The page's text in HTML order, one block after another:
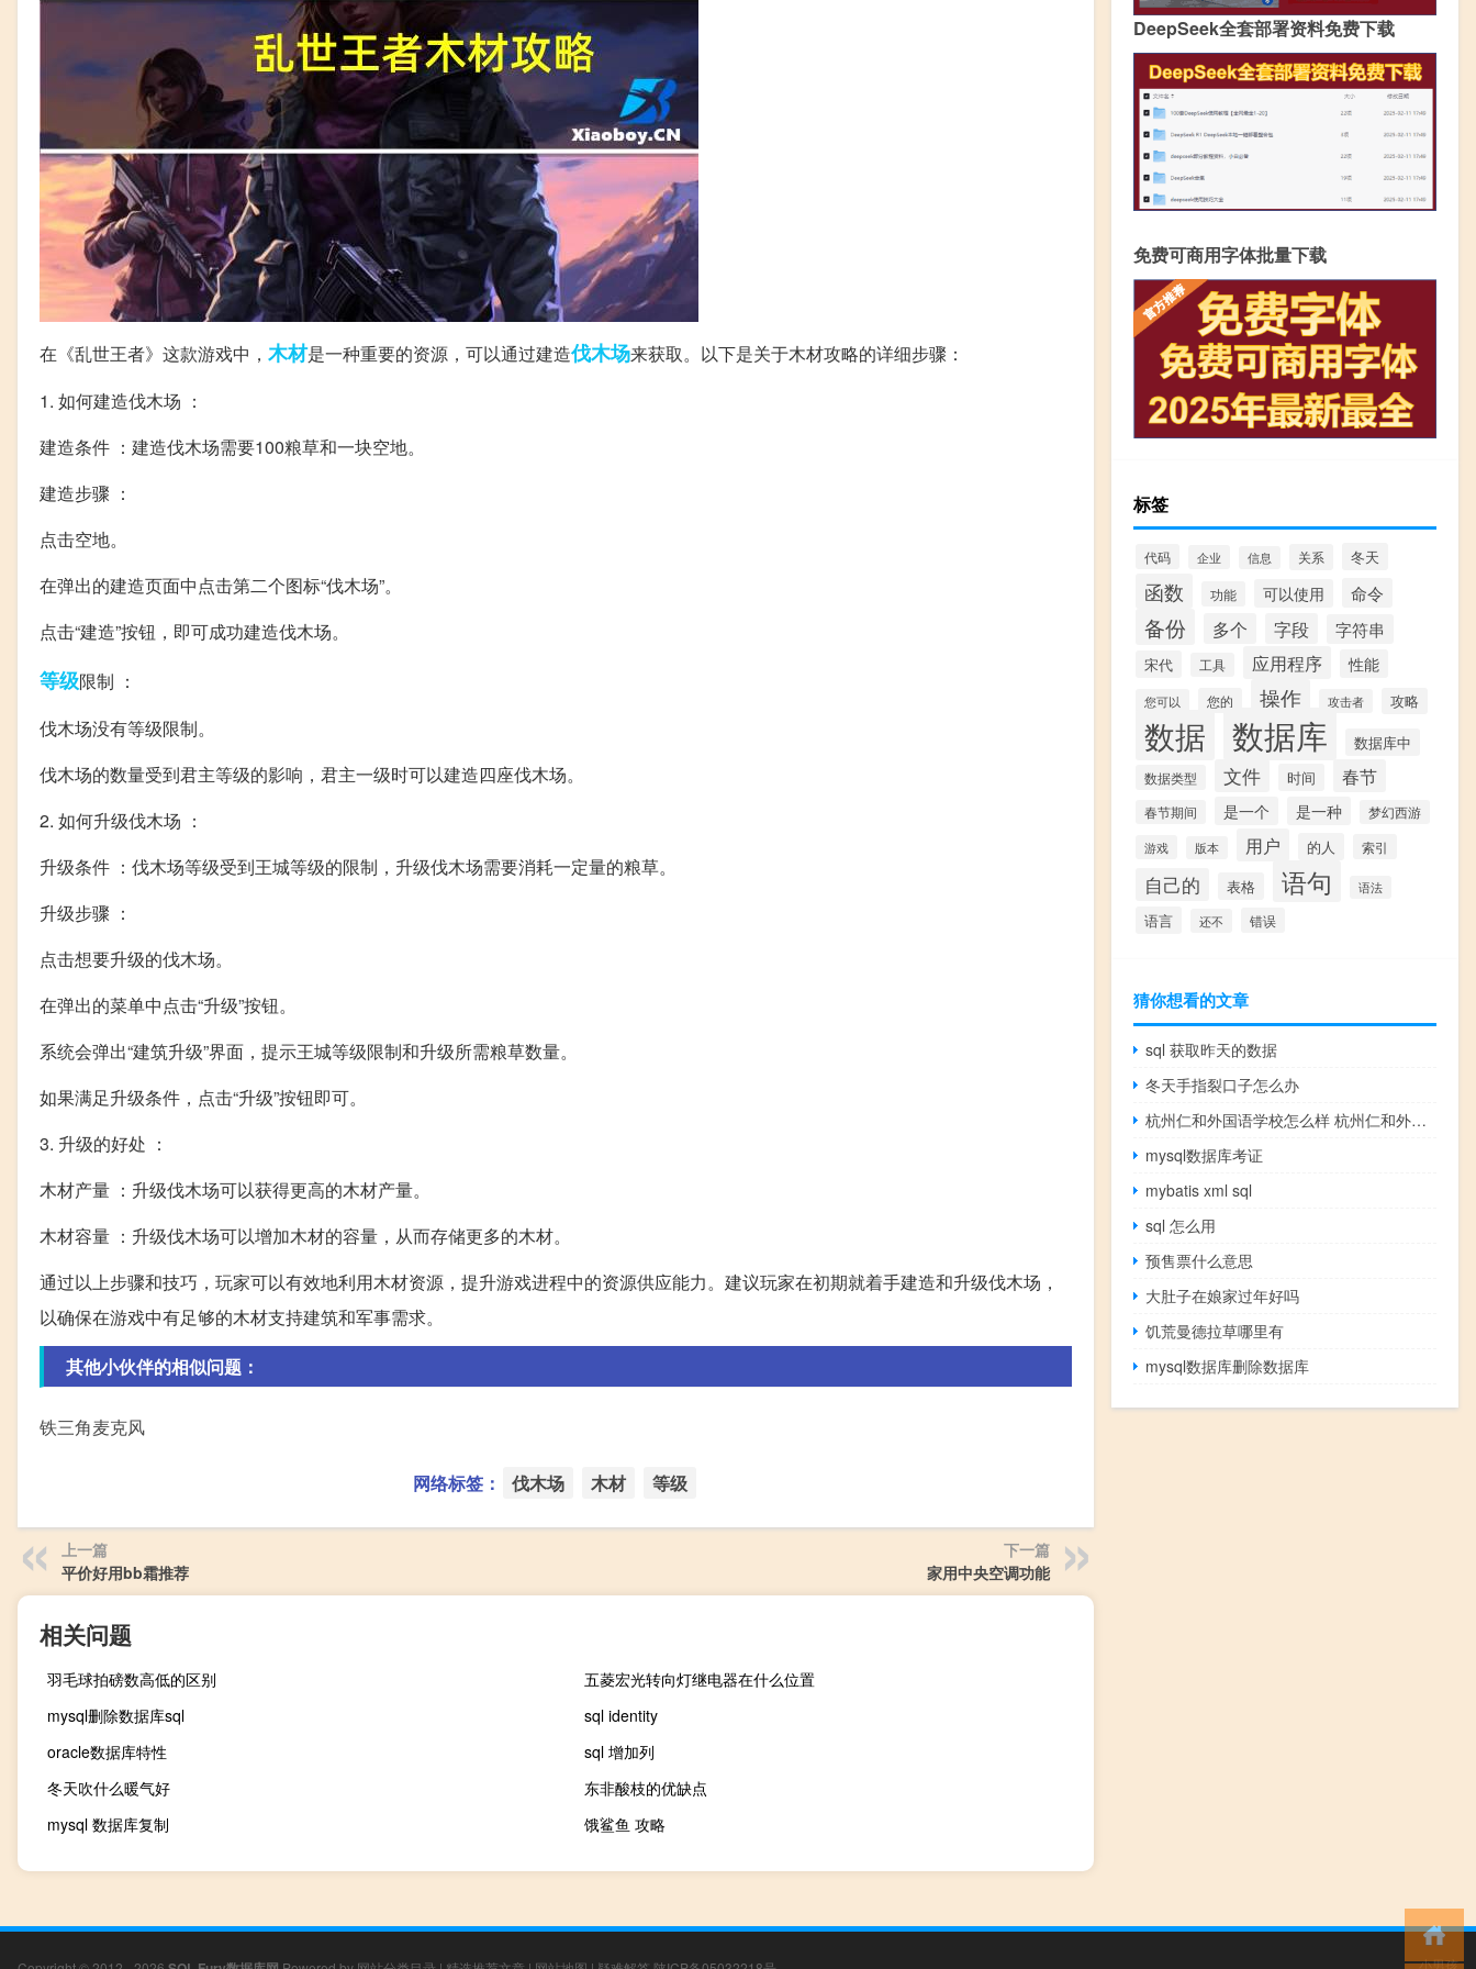
在《乱世王者》这款游戏中， 木材是一种重要的资源，可以通过建造伐木场来获取。以下是关于木材攻略的详细步骤：
1. 如何建造伐木场 ：
建造条件 ：建造伐木场需要100粮草和一块空地。
建造步骤 ：
点击空地。
在弹出的建造页面中点击第二个图标“伐木场”。
点击“建造”按钮，即可成功建造伐木场。
等级限制 ：
伐木场没有等级限制。
伐木场的数量受到君主等级的影响，君主一级时可以建造四座伐木场。
2. 如何升级伐木场 ：
升级条件 ：伐木场等级受到王城等级的限制，升级伐木场需要消耗一定量的粮草。
升级步骤 ：
点击想要升级的伐木场。
在弹出的菜单中点击“升级”按钮。
系统会弹出“建筑升级”界面，提示王城等级限制和升级所需粮草数量。
如果满足升级条件，点击“升级”按钮即可。
3. 升级的好处 ：
木材产量 ：升级伐木场可以获得更高的木材产量。
木材容量 ：升级伐木场可以增加木材的容量，从而存储更多的木材。
通过以上步骤和技巧，玩家可以有效地利用木材资源，提升游戏进程中的资源供应能力。建议玩家在初期就着手建造和升级伐木场，
以确保在游戏中有足够的木材支持建筑和军事需求。
其他小伙伴的相似问题：
铁三角麦克风
网络标签： 伐木场 木材 等级
上一篇
平价好用bb霜推荐
下一篇
家用中央空调功能
相关问题
羽毛球拍磅数高低的区别
五菱宏光转向灯继电器在什么位置
mysql删除数据库sql
sql identity
oracle数据库特性
sql 增加列
冬天吹什么暖气好
东非酸枝的优缺点
mysql 数据库复制
饿鲨鱼 攻略
DeepSeek全套部署资料免费下载
免费可商用字体批量下载
标签
代码 企业 信息 关系 冬天
函数 功能 可以使用 命令
备份 多个 字段 字符串
宋代 工具 应用程序 性能
您可以 您的 操作 攻击者 攻略
数据 数据库 数据库中
数据类型 文件 时间 春节
春节期间 是一个 是一种
梦幻西游
游戏
版本 用户 的人 索引
自己的 表格 语句 语法
语言 还不 错误
猜你想看的文章
sql 获取昨天的数据
冬天手指裂口子怎么办
杭州仁和外国语学校怎么样 杭州仁和外国语学校
mysql数据库考证
mybatis xml sql
sql 怎么用
预售票什么意思
大肚子在娘家过年好吗
饥荒曼德拉草哪里有
mysql数据库删除数据库
小男孩